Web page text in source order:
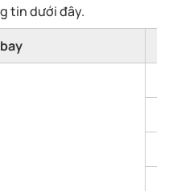
tin dưới đây.